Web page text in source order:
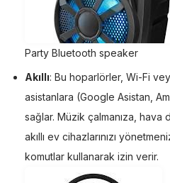
Party Bluetooth speaker
Akıllı: Bu hoparlörler, Wi-Fi
asistanlara (Google Asistan,
sağlar. Müzik çalmanıza, hava
akıllı ev cihazlarınızı
komutlar kullanarak izin verir.